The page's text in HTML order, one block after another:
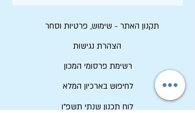
תקנון האתר - שימוש, פרטיות וסחר
הצהרת נגישות
רשימת פרסומי המכון
לחיפוש בארכיון המלא
לוח תכנון שנתי תשפ"ו